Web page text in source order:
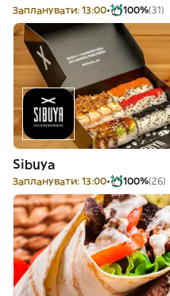
Запланувати: 13:00 100%(31)
Sibuya
Запланувати: 13:00 100%(26)